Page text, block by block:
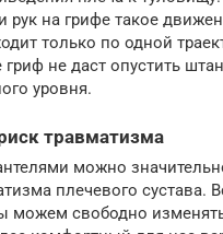
рук на грифе такое
только по одной
не даст опустить
уровня.
травматизма
можно
плечевого сустава.
можем свободно